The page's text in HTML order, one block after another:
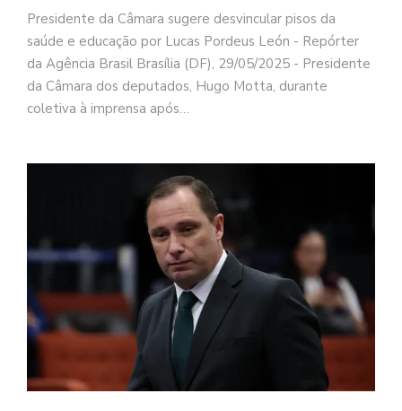
Presidente da Câmara sugere desvincular pisos da
saúde e educação por Lucas Pordeus León - Repórter
da Agência Brasil Brasília (DF), 29/05/2025 - Presidente
da Câmara dos deputados, Hugo Motta, durante
coletiva à imprensa após…